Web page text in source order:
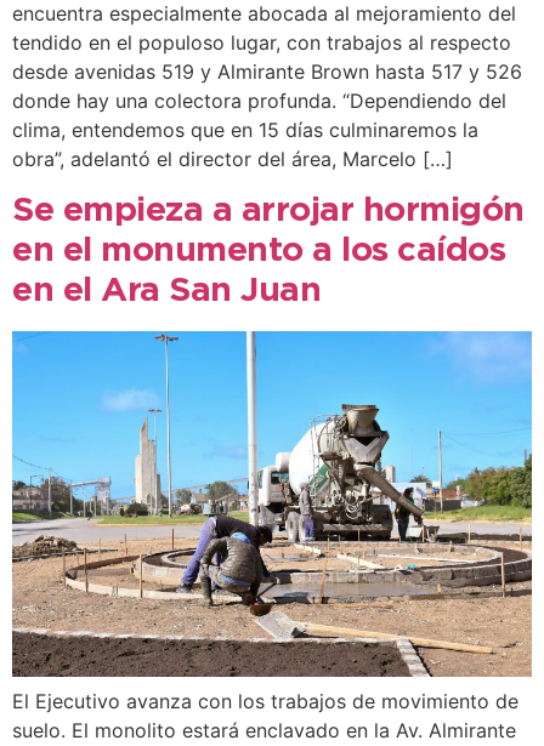
encuentra especialmente abocada al mejoramiento del
tendido en el populoso lugar, con trabajos al respecto
desde avenidas 519 y Almirante Brown hasta 517 y 526
donde hay una colectora profunda. “Dependiendo del
clima, entendemos que en 15 días culminaremos la
obra”, adelantó el director del área, Marcelo […]
Se empieza a arrojar hormigón
en el monumento a los caídos
en el Ara San Juan
El Ejecutivo avanza con los trabajos de movimiento de
suelo. El monolito estará enclavado en la Av. Almirante